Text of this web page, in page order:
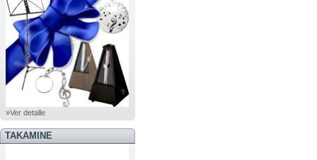
»Ver detalle
TAKAMINE